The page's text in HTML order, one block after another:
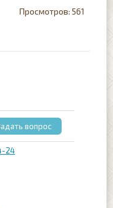
561
24
вопрос